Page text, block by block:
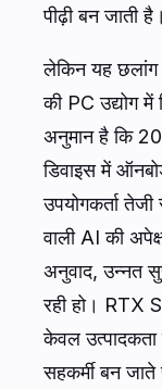
पीढ़ी बन जाती है।
लेकिन यह छलांग
की PC उद्योग
अनुमान है कि
डिवाइस में
उपयोगकर्ता
वाली AI की
अनुवाद, उन्नत
रही हो।
केवल
सहकर्मी बन